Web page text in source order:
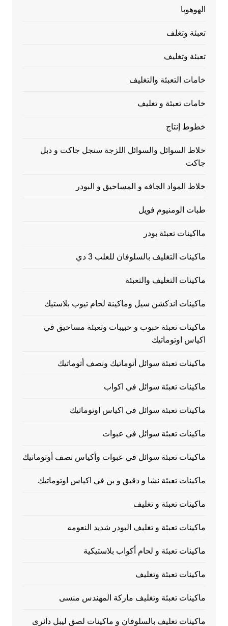
الهوهوبا
تعبئة وتغلف
تعبئة وتغليف
خامات التعبئة والتغليف
خامات تعبئة و تغليف
خطوط إنتاج
خلاط السوائل والسوائل اللزجة سنجل جاكت و دبل
جاكت
خلاط المواد الجافه و المساحيق و البودر
طبات الومنيوم فويل
مااكينات تعبئة بودر
ماكينات التغليف بالسلوفان للعلب 3 دي
ماكينات التغليف والتعبئة
ماكينات اندكشن سيل وماكينة لحام تيوب بلاستيك
ماكينات تعبئة حبوب و حبيبات وتعبئة مساحيق في
اكياس اوتوماتيك
ماكينات تعبئة سوائل أتوماتيك ونصف أتوماتيك
ماكينات تعبئة سوائل في اكواب
ماكينات تعبئة سوائل في اكياس اوتوماتيك
ماكينات تعبئة سوائل في عبوات
ماكينات تعبئة سوائل في عبوات وأكياس نصف أوتوماتيك
ماكينات تعبئة نشا و دقيق و بن في اكياس اوتوماتيك
ماكينات تعبئة و تغليف
ماكينات تعبئة و تغليف البودر شديد النعومه
ماكينات تعبئة و لحام أكواب بلاستيكية
ماكينات تعبئة وتغليف
ماكينات تعبئة وتغليف ماركة المهندس منسى
ماكينات تغليف بالسلوفان و ماكينات لصق ليبل دائرى